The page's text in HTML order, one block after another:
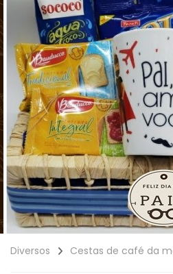
Diversos Cestas de café da